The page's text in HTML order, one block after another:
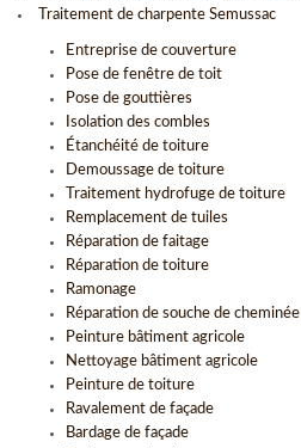
Traitement de charpente Semussac
Entreprise de couverture
Pose de fenêtre de toit
Pose de gouttières
Isolation des combles
Étanchéité de toiture
Demoussage de toiture
Traitement hydrofuge de toiture
Remplacement de tuiles
Réparation de faitage
Réparation de toiture
Ramonage
Réparation de souche de cheminée
Peinture bâtiment agricole
Nettoyage bâtiment agricole
Peinture de toiture
Ravalement de façade
Bardage de façade